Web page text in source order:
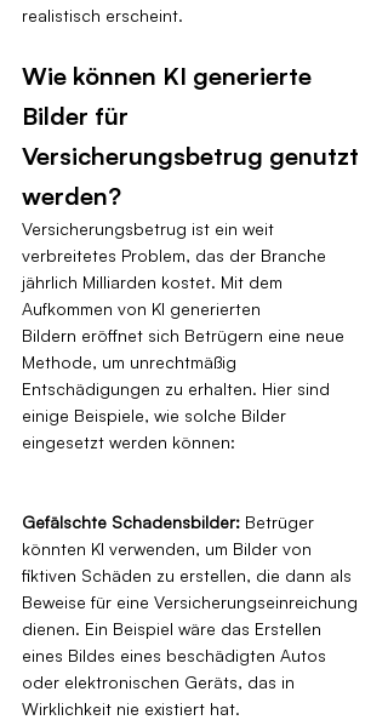
realistisch erscheint.
Wie können KI generierte
Bilder für
Versicherungsbetrug genutzt
werden?
Versicherungsbetrug ist ein weit
verbreitetes Problem, das der Branche
jährlich Milliarden kostet. Mit dem
Aufkommen von KI generierten
Bildern eröffnet sich Betrügern eine neue
Methode, um unrechtmäßig
Entschädigungen zu erhalten. Hier sind
einige Beispiele, wie solche Bilder
eingesetzt werden können:
Gefälschte Schadensbilder: Betrüger
könnten KI verwenden, um Bilder von
fiktiven Schäden zu erstellen, die dann als
Beweise für eine Versicherungseinreichung
dienen. Ein Beispiel wäre das Erstellen
eines Bildes eines beschädigten Autos
oder elektronischen Geräts, das in
Wirklichkeit nie existiert hat.